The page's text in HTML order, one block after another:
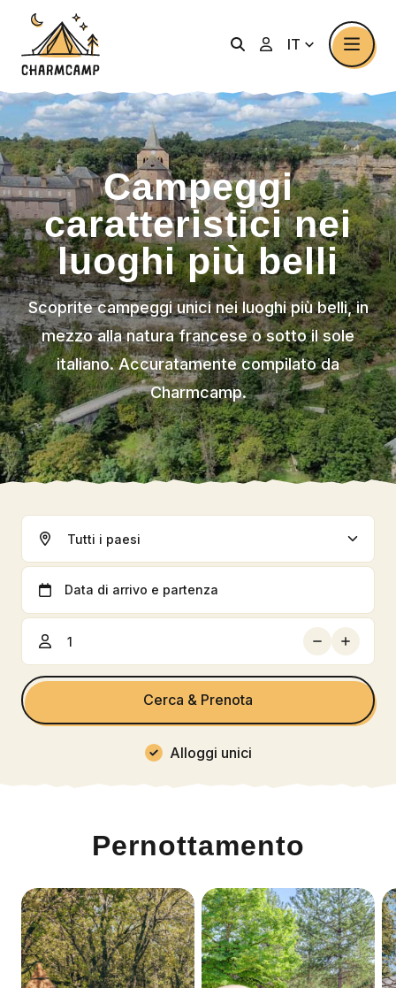
IT
Campeggi
caratteristici nei
luoghi più belli
Scoprite campeggi unici nei luoghi più belli, in
mezzo alla natura francese o sotto il sole
italiano. Accuratamente compilato da
Charmcamp.
Cerca & Prenota
Servizio personalizzato
Alloggi unici
Pernottamento